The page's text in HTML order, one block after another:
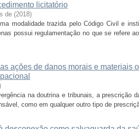
licitatório
de (2018)
modalidade trazida pelo Código Civil e
possui regulamentação no que se refere
ações de danos morais e materiais
na doutrina e tribunais, a prescrição
como em qualquer outro tipo de